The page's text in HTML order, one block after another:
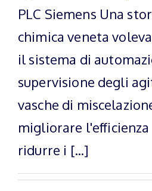
PLC Siemens Una
chimica veneta
il sistema di
supervisione degli
vasche di
migliorare
ridurre i [...]